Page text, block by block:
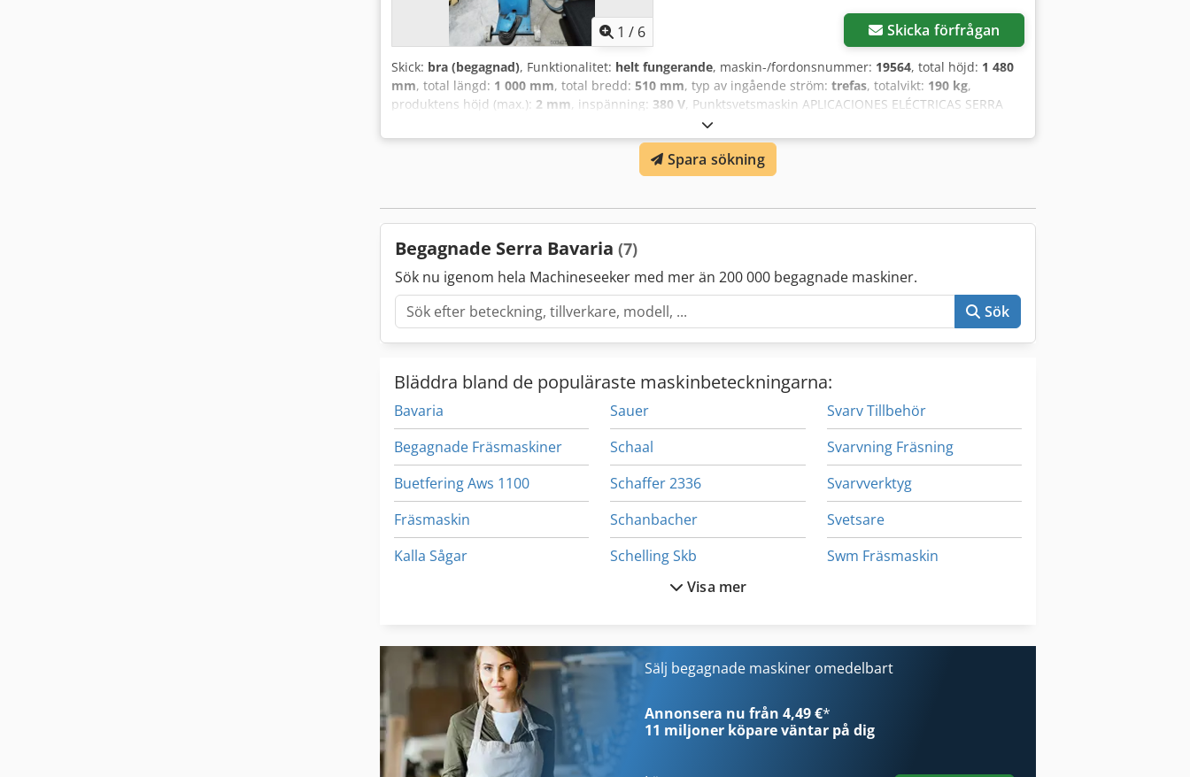
1 / 6 Skicka förfrågan
Skick: bra (begagnad), Funktionalitet: helt fungerande, maskin-/fordonsnummer: 19564, total höjd: 1 480
mm, total längd: 1 000 mm, total bredd: 510 mm, typ av ingående ström: trefas, totalvikt: 190 kg,
produktens höjd (max.): 2 mm, inspänning: 380 V, Punktsvetsmaskin APLICACIONES ELÉCTRICAS SERRA
modell SP-7N, begagnad, i utmärkt skick och redo för användning. Robust och pålitlig utrustning, idealisk
för verkstäder, industriunderhåll eller serieproduktion. Fördelar: - Solid och hållbar konstruktion. - Perfekt
för kontinuerligt och krävande arbete. - Förebyggande underhåll utfört regelbundet. Dcedpjw I Su Uefx
Apaek - Finns för omedelbar leverans eller avhämtning.
Spara sökning
Begagnade Serra Bavaria (7)
Sök nu igenom hela Machineseeker med mer än 200 000 begagnade maskiner.
Sök
Bläddra bland de populäraste maskinbeteckningarna:
Bavaria
Begagnade Fräsmaskiner
Buetfering Aws 1100
Fräsmaskin
Kalla Sågar
Metall Svarv
Sauer
Schaal
Schaffer 2336
Schanbacher
Schelling Skb
Schlebach Rbm
Slang
Svarv Tillbehör
Svarvning Fräsning
Svarvverktyg
Svetsare
Swm Fräsmaskin
Visa mer
Sälj begagnade maskiner omedelbart
Annonsera nu från 4,49 €*
11 miljoner köpareväntar på dig